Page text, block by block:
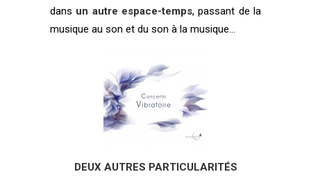
dans un autre espace-temps, passant de la
musique au son et du son à la musique…
DEUX AUTRES PARTICULARITÉS